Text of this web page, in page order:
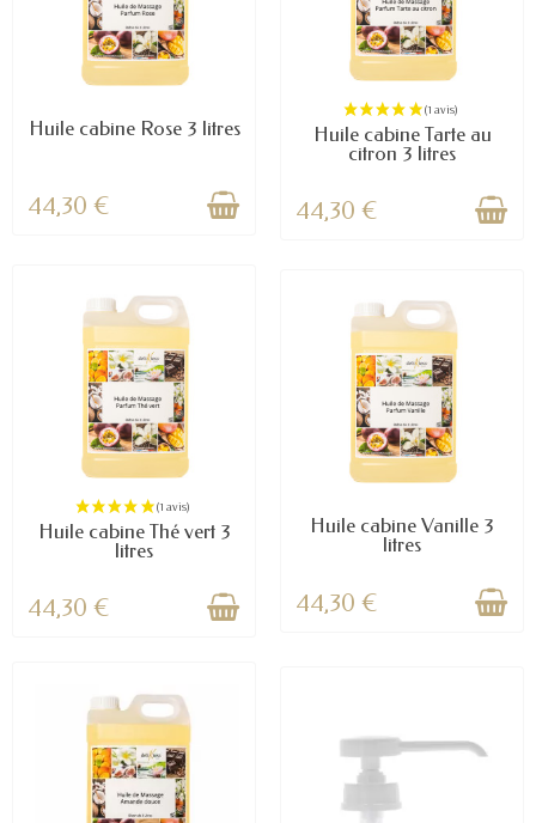
Huile cabine Rose 3 litres
44,30 €
Huile cabine Tarte au
citron 3 litres
44,30 €
Huile cabine Thé vert 3
litres
44,30 €
Huile cabine Vanille 3
litres
44,30 €